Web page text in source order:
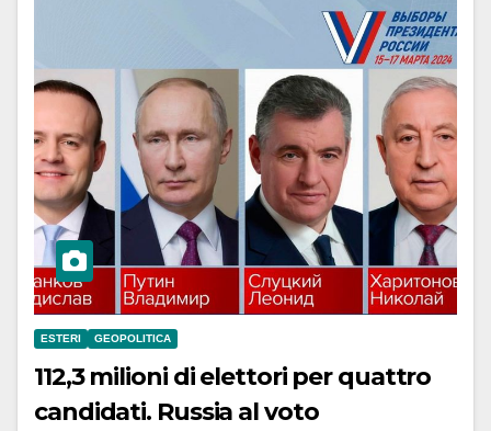
ESTERI GEOPOLITICA
112,3 milioni di elettori per quattro
candidati. Russia al voto